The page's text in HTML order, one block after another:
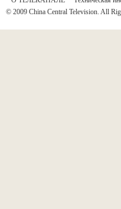
© 2009 China Central Television. All